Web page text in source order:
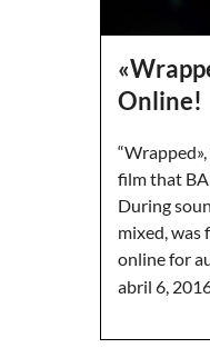
Online!
film that
During
mixed, was
online for
abril 6,